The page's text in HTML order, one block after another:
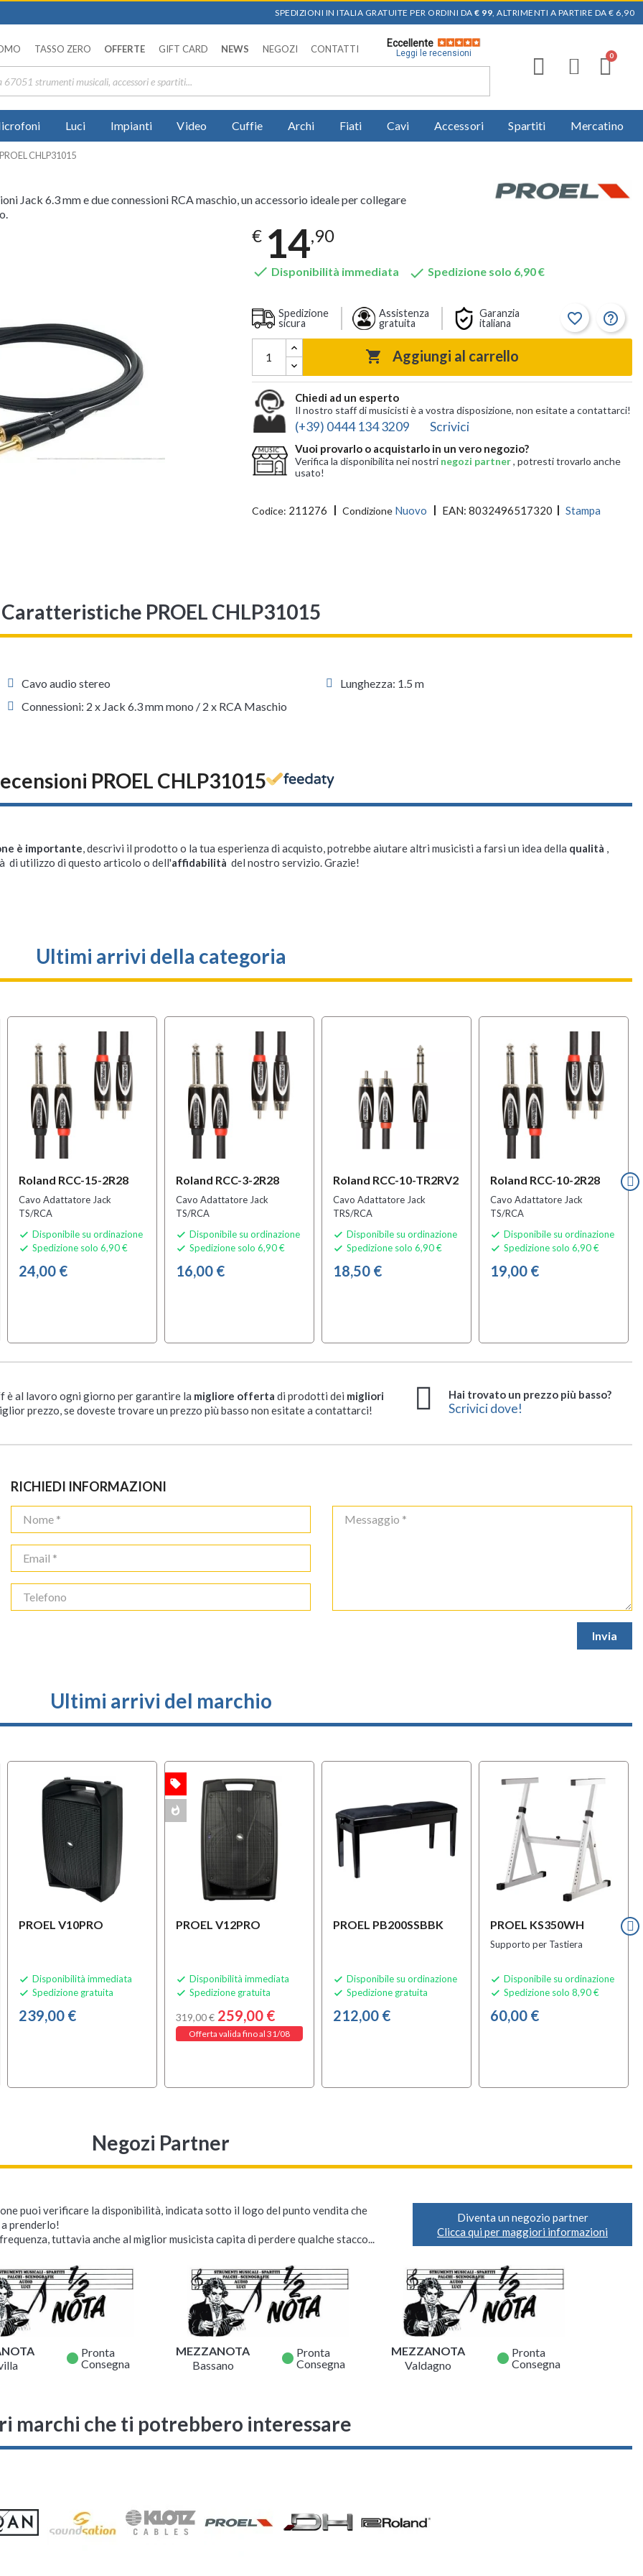
SPEDIZIONI IN ITALIA GRATUITE PER ORDINI DA € 99, ALTRIMENTI A PARTIRE DA € 6,90
TASSO ZERO OFFERTE GIFT CARD NEWS NEGOZI CONTATTI
Eccellente
Leggi le recensioni
Luci Impianti Video Cuffie Archi Fiati Cavi Accessori Spartiti Mercatino
PROEL CHLP31015
Jack 6.3 mm e due connessioni RCA maschio, un accessorio ideale per collegare
€ 14,90
 Disponibilità immediata  Spedizione solo 6,90 €
Spedizione
sicura
Assistenza
gratuita
Garanzia
italiana
favorite_border help_outline
 Aggiungi al carrello
Chiedi ad un esperto
Il nostro staff di musicisti è a vostra disposizione, non esitate a contattarci!
(+39) 0444 134 3209 Scrivici
Vuoi provarlo o acquistarlo in un vero negozio?
Verifica la disponibilita nei nostri negozi partner, potresti trovarlo anche
usato!
Codice: 211276 Condizione Nuovo EAN: 8032496517320 Stampa
Caratteristiche PROEL CHLP31015
Cavo audio stereo
Connessioni: 2 x Jack 6.3 mm mono / 2 x RCA Maschio
Lunghezza: 1.5 m
PROEL CHLP31015
è importante, descrivi il prodotto o la tua esperienza di acquisto, potrebbe aiutare altri musicisti a farsi un idea della qualità ,
di utilizzo di questo articolo o dell'affidabilità del nostro servizio. Grazie!
Ultimi arrivi della categoria
Roland RCC-15-2R28
Cavo Adattatore Jack
TS/RCA
 Disponibile su ordinazione
 Spedizione solo 6,90 €
24,00 €
Roland RCC-3-2R28
Cavo Adattatore Jack
TS/RCA
 Disponibile su ordinazione
 Spedizione solo 6,90 €
16,00 €
Roland RCC-10-TR2RV2
Cavo Adattatore Jack
TRS/RCA
 Disponibile su ordinazione
 Spedizione solo 6,90 €
18,50 €
Roland RCC-10-2R28
Cavo Adattatore Jack
TS/RCA
 Disponibile su ordinazione
 Spedizione solo 6,90 €
19,00 €
è al lavoro ogni giorno per garantire la migliore offerta di prodotti dei migliori
prezzo, se doveste trovare un prezzo più basso non esitate a contattarci!
Hai trovato un prezzo più basso?
Scrivici dove!
RICHIEDI INFORMAZIONI
Ultimi arrivi del marchio
PROEL V10PRO
 Disponibilità immediata
 Spedizione gratuita
239,00 €
PROEL V12PRO
 Disponibilità immediata
 Spedizione gratuita
319,00 € 259,00 €
Offerta valida fino al 31/08
local_offer
whatshot
PROEL PB200SSBBK
 Disponibile su ordinazione
 Spedizione gratuita
212,00 €
PROEL KS350WH
Supporto per Tastiera
 Disponibile su ordinazione
 Spedizione solo 8,90 €
60,00 €
OFFERTA
Negozi Partner
puoi verificare la disponibilità, indicata sotto il logo del punto vendita che
prenderlo!
tuttavia anche al miglior musicista capita di perdere qualche stacco...
Diventa un negozio partner
Clicca qui per maggiori informazioni
fiber_manual_record Pronta
Consegna
MEZZANOTA
Bassano
fiber_manual_record Pronta
Consegna
MEZZANOTA
Valdagno
fiber_manual_record Pronta
Consegna
marchi che ti potrebbero interessare